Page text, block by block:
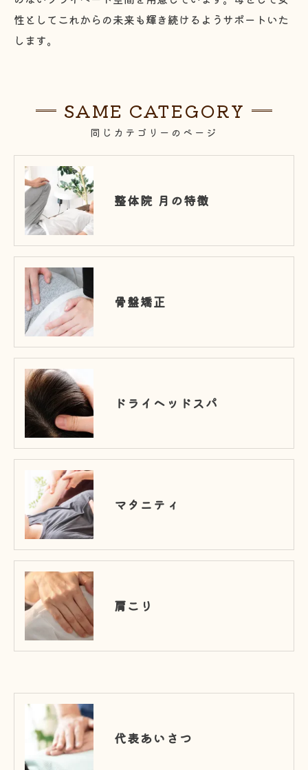
性としてこれからの未来も輝き続けるようサポートいた
します。
同じカテゴリーのページ
SAME CATEGORY
整体院 月の特徴
骨盤矯正
ドライヘッドスパ
マタニティ
肩こり
代表あいさつ